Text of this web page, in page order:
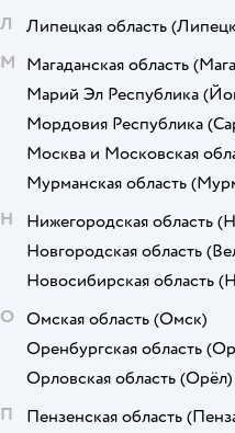
Л
Липецкая область
М Магаданская область
Марий Эл Республика
Мордовия Республика
Москва и Московская
Мурманская область
Н
Нижегородская область
Новгородская область
Новосибирская область
О Омская область (Омск)
Оренбургская область
Орловская область (Орёл)
П
Пензенская область